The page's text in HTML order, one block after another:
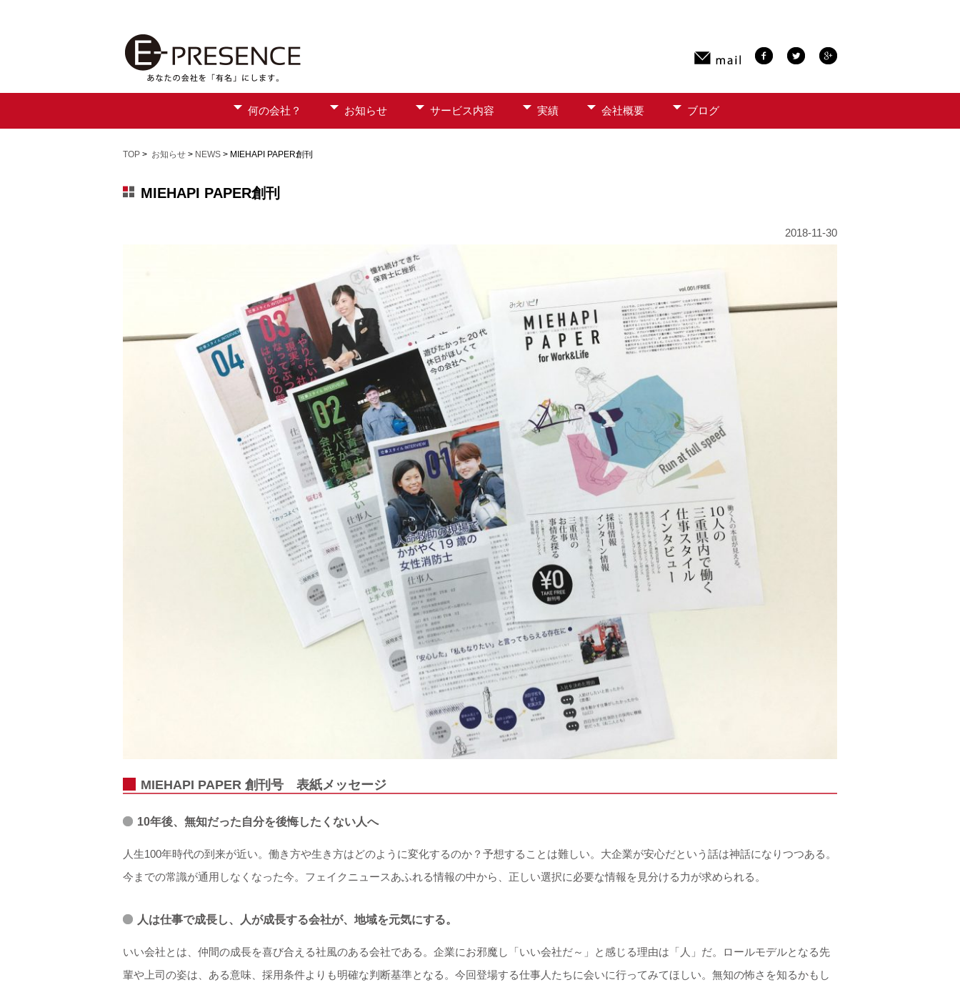
何の会社？ お知らせ サービス内容 実績 会社概要 ブログ
TOP > お知らせ > NEWS > MIEHAPI PAPER創刊
MIEHAPI PAPER創刊
2018-11-30
MIEHAPI PAPER 創刊号 表紙メッセージ
10年後、無知だった自分を後悔したくない人へ
人生100年時代の到来が近い。働き方や生き方はどのように変化するのか？予想することは難しい。大企業が安心だという話は神話になりつつある。
今までの常識が通用しなくなった今。フェイクニュースあふれる情報の中から、正しい選択に必要な情報を見分ける力が求められる。
人は仕事で成長し、人が成長する会社が、地域を元気にする。
いい会社とは、仲間の成長を喜び合える社風のある会社である。企業にお邪魔し「いい会社だ～」と感じる理由は「人」だ。ロールモデルとなる先
輩や上司の姿は、ある意味、採用条件よりも明確な判断基準となる。今回登場する仕事人たちに会いに行ってみてほしい。無知の怖さを知るかもし